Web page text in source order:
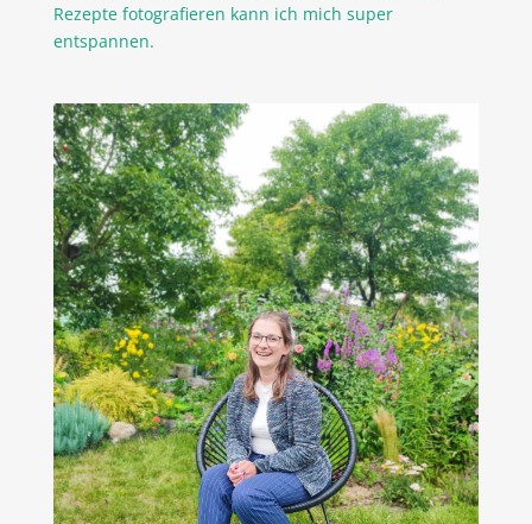
Rezepte fotografieren kann ich mich super
entspannen.